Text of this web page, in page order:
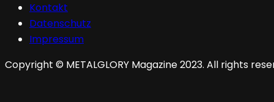
Kontakt
Datenschutz
Impressum
Copyright © METALGLORY Magazine 2023. All rights